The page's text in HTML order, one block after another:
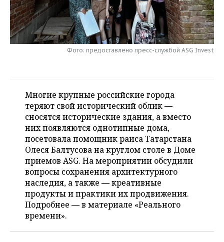
НЕФТЕХИМИЯ
НЕФТЬ
РОЗНИЧНАЯ ТОРГОВЛЯ
ТРАНСПОРТ
НОВОСТИ ТЕХНОЛОГИЙ
IT
МЕРОПРИЯТИЯ
НОВОСТИ МЕРОПРИЯТИЙ
ONLINE-КОНФЕРЕНЦИИ
ОТКРЫТАЯ ЛЕКЦИЯ
СПОРТ
ХОККЕЙ
БАСКЕТБОЛ
КИБЕРСПОРТ
ФИГУРНОЕ КАТАНИЕ
ВЛАСТЬ
ИНФРАСТРУКТУРА
КУЛЬТУРА
МЕДИЦИНА
СЮЖЕТЫ
СПРАВОЧНИК
СПИСОК ПЕРСОН
СПИСОК КОМПАНИЙ
ПОЛНАЯ ВЕРСИЯ
Фото: предоставлено пресс-службой ASG Invest
Многие крупные российские города
теряют свой исторический облик —
сносятся исторические здания, а вместо
них появляются однотипные дома,
посетовала помощник раиса Татарстана
Олеся Балтусова на круглом столе в Доме
приемов ASG. На мероприятии обсудили
вопросы сохранения архитектурного
наследия, а также — креативные
продукты и практики их продвижения.
Подробнее — в материале «Реального
времени».